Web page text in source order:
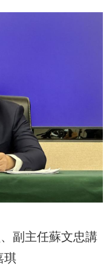
副主任蘇文忠講
琪